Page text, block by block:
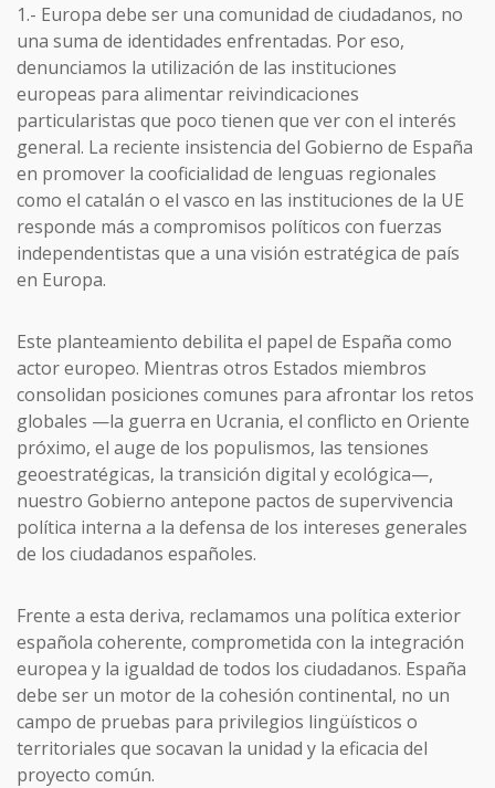
1.- Europa debe ser una comunidad de ciudadanos, no
una suma de identidades enfrentadas. Por eso,
denunciamos la utilización de las instituciones
europeas para alimentar reivindicaciones
particularistas que poco tienen que ver con el interés
general. La reciente insistencia del Gobierno de España
en promover la cooficialidad de lenguas regionales
como el catalán o el vasco en las instituciones de la UE
responde más a compromisos políticos con fuerzas
independentistas que a una visión estratégica de país
en Europa.
Este planteamiento debilita el papel de España como
actor europeo. Mientras otros Estados miembros
consolidan posiciones comunes para afrontar los retos
globales —la guerra en Ucrania, el conflicto en Oriente
próximo, el auge de los populismos, las tensiones
geoestratégicas, la transición digital y ecológica—,
nuestro Gobierno antepone pactos de supervivencia
política interna a la defensa de los intereses generales
de los ciudadanos españoles.
Frente a esta deriva, reclamamos una política exterior
española coherente, comprometida con la integración
europea y la igualdad de todos los ciudadanos. España
debe ser un motor de la cohesión continental, no un
campo de pruebas para privilegios lingüísticos o
territoriales que socavan la unidad y la eficacia del
proyecto común.